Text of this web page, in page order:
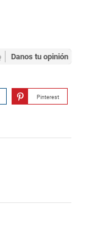
Danos tu opinión
Pinterest